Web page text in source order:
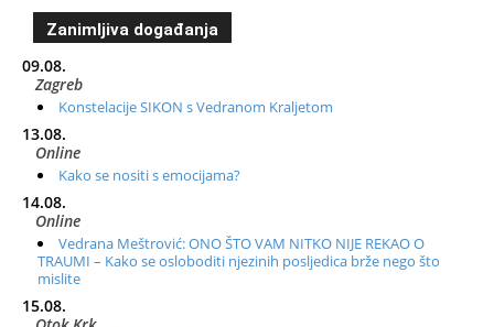
Zanimljiva događanja
09.08.
Zagreb
Konstelacije SIKON s Vedranom Kraljetom
13.08.
Online
Kako se nositi s emocijama?
14.08.
Online
Vedrana Meštrović: ONO ŠTO VAM NITKO NIJE REKAO O
TRAUMI – Kako se osloboditi njezinih posljedica brže nego što
mislite
15.08.